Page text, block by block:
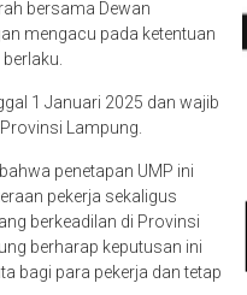
mengacu pada ketentuan
Lampung.
pekerja sekaligus
berkeadilan di Provinsi
berharap keputusan ini
bagi para pekerja dan tetap